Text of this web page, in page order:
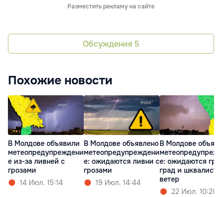
Разместить рекламу на сайте
Обсуждения 5
Похожие новости
В Молдове объявили
метеопредупреждени
е из-за ливней с
грозами
14 Июл. 15:14
В Молдове объявлено
метеопредупреждени
е: ожидаются ливни с
грозами
19 Июл. 14:44
В Молдове
е: ожидаются
град и
ветер
22 Июл. 10:28